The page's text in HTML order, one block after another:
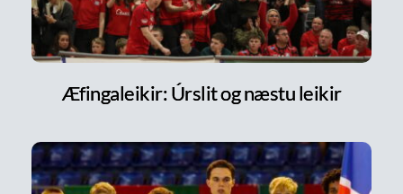
Æfingaleikir: Úrslit og næstu leikir